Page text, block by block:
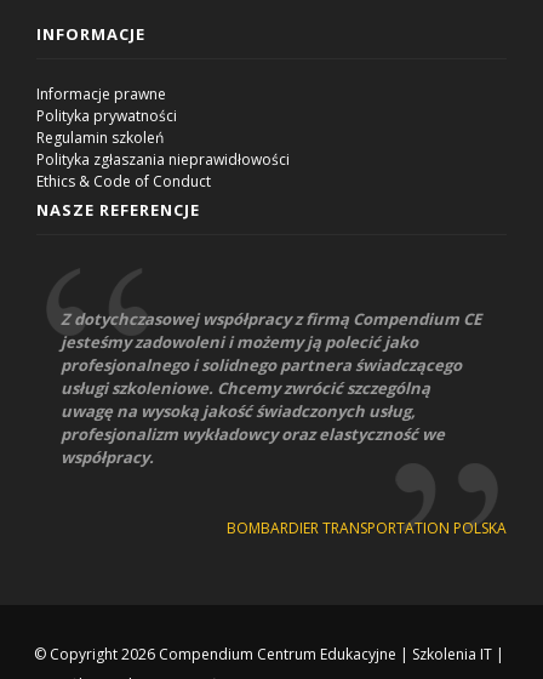
INFORMACJE
Informacje prawne
Polityka prywatności
Regulamin szkoleń
Polityka zgłaszania nieprawidłowości
Ethics & Code of Conduct
NASZE REFERENCJE
Z dotychczasowej współpracy z firmą Compendium CE
jesteśmy zadowoleni i możemy ją polecić jako
profesjonalnego i solidnego partnera świadczącego
usługi szkoleniowe. Chcemy zwrócić szczególną
uwagę na wysoką jakość świadczonych usług,
profesjonalizm wykładowcy oraz elastyczność we
współpracy.
BOMBARDIER TRANSPORTATION POLSKA
© Copyright 2026 Compendium Centrum Edukacyjne | Szkolenia IT |